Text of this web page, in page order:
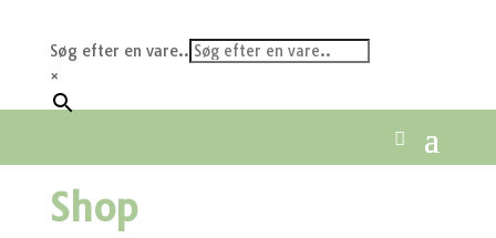
Søg efter en vare..
×
Shop